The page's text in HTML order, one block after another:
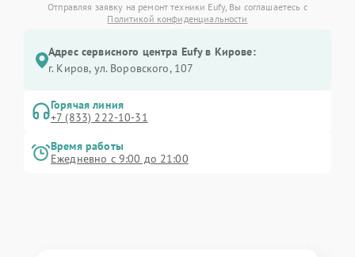
Отправляя заявку на ремонт техники Eufy, Вы соглашаетесь с
Политикой конфиденциальности
Адрес сервисного центра Eufy в Кирове:
г. Киров, ул. Воровского, 107
Горячая линия
+7 (833) 222-10-31
Время работы
Ежедневно с 9:00 до 21:00